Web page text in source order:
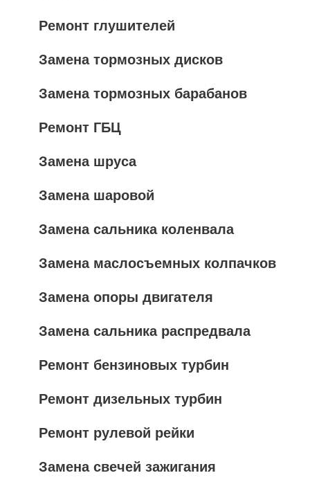
Ремонт глушителей
Замена тормозных дисков
Замена тормозных барабанов
Ремонт ГБЦ
Замена шруса
Замена шаровой
Замена сальника коленвала
Замена маслосъемных колпачков
Замена опоры двигателя
Замена сальника распредвала
Ремонт бензиновых турбин
Ремонт дизельных турбин
Ремонт рулевой рейки
Замена свечей зажигания